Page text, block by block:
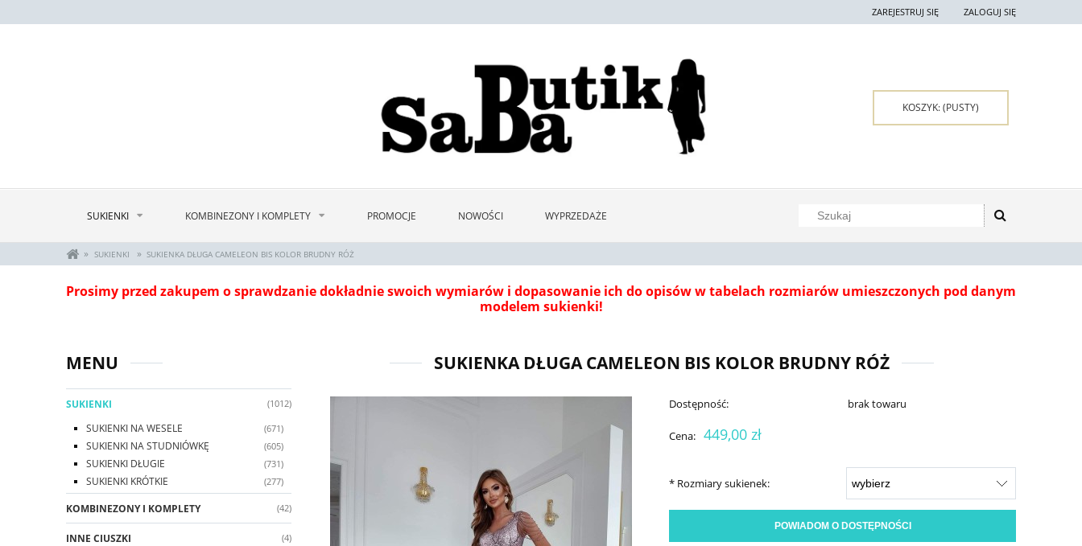
ZAREJESTRUJ SIĘ ZALOGUJ SIĘ
KOSZYK:(PUSTY)
SUKIENKI KOMBINEZONY I KOMPLETY PROMOCJE NOWOŚCI WYPRZEDAŻE
» SUKIENKI » SUKIENKA DŁUGA CAMELEON BIS KOLOR BRUDNY RÓŻ
Prosimy przed zakupem o sprawdzanie dokładnie swoich wymiarów i dopasowanie ich do opisów w tabelach rozmiarów umieszczonych pod danym
modelem sukienki!
MENU
SUKIENKI (1012)
SUKIENKI NA WESELE (671)
SUKIENKI NA STUDNIÓWKĘ (605)
SUKIENKI DŁUGIE (731)
SUKIENKI KRÓTKIE (277)
KOMBINEZONY I KOMPLETY (42)
INNE CIUSZKI (4)
SUKIENKA DŁUGA CAMELEON BIS KOLOR BRUDNY RÓŻ
Dostępność: brak towaru
Cena: 449,00 zł
* Rozmiary sukienek:
POWIADOM O DOSTĘPNOŚCI